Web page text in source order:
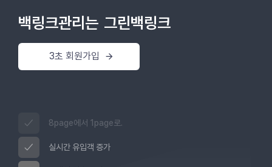
백링크관리는 그린백링크
3초 회원가입
8page에서 1page로.
실시간 유입객 증가